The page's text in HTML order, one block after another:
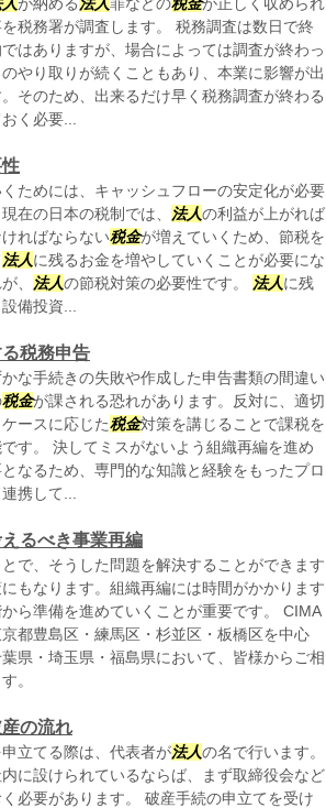
税務署が調査します。 税務調査は数日で終
はありますが、場合によっては調査が終わっ
やり取りが続くこともあり、本業に影響が出
そのため、出来るだけ早く税務調査が終わる
く必要...
ためには、キャッシュフローの安定化が必要
在の日本の税制では、
法人の利益が上がれば
ければならない税金が増えていくため、節税を
法人に残るお金を増やしていくことが必要にな
、
法人の節税対策の必要性です。 法人に残
備投資...
税務申告
な手続きの失敗や作成した申告書類の間違い
税金が課される恐れがあります。反対に、適切
ースに応じた税金対策を講じることで課税を
す。 決してミスがないよう組織再編を進め
なるため、専門的な知識と経験をもったプロ
携して...
るべき事業再編
で、そうした問題を解決することができます
もなります。組織再編には時間がかかります
ら準備を進めていくことが重要です。 CIMA
都豊島区・練馬区・杉並区・板橋区を中心
県・埼玉県・福島県において、皆様からご相
。
の流れ
立てる際は、代表者が法人の名で行います。
に設けられているならば、まず取締役会など
必要があります。 破産手続の申立てを受け